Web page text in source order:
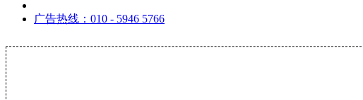
广告热线：010 - 5946 5766